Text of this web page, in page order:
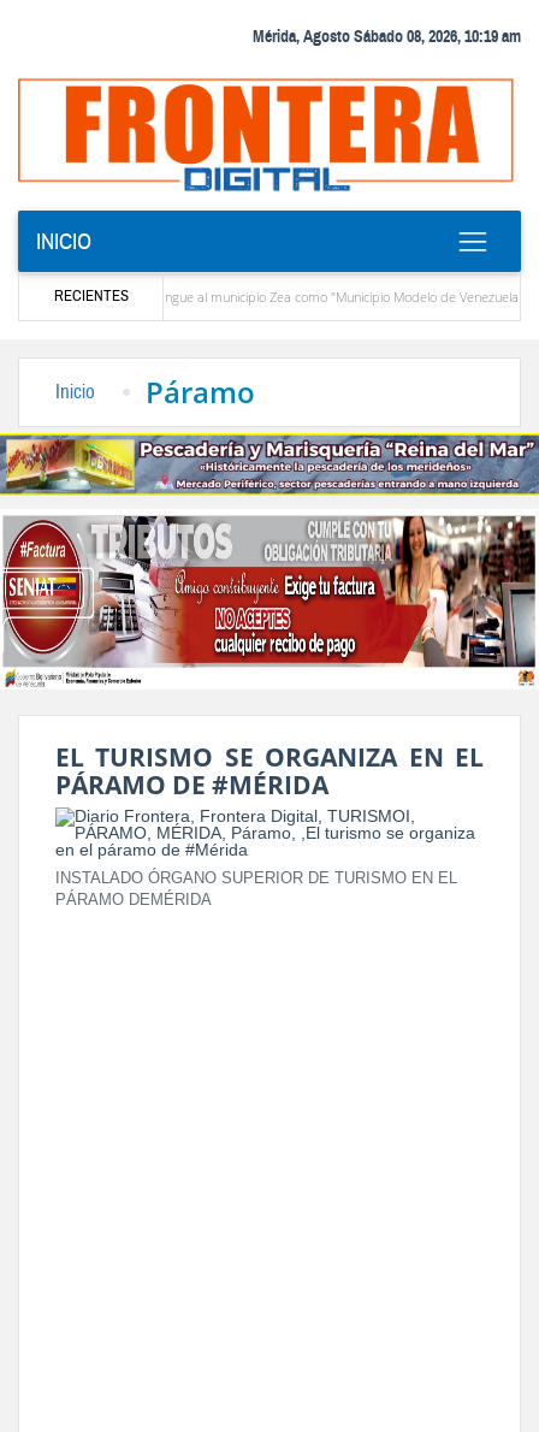
Mérida, Agosto Sábado 08, 2026, 10:19 am
INICIO
RECIENTES
CIEPROL-ULA distingue al municipio Zea como "Municipio Modelo de Venezuela"
Inicio Páramo
EL TURISMO SE ORGANIZA EN EL
PÁRAMO DE #MÉRIDA
INSTALADO ÓRGANO SUPERIOR DE TURISMO EN EL
PÁRAMO DEMÉRIDA